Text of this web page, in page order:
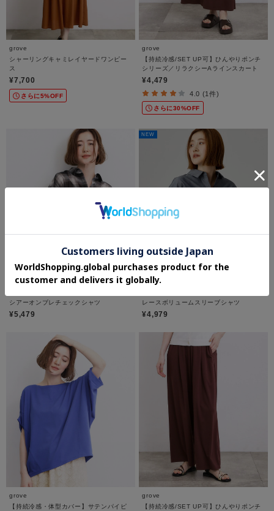
grove
シャーリングキャミレイヤードワンピー
ス
¥7,700
さらに5%OFF
grove
【持続冷感/SET UP可】ひんやりポンチ
シリーズ／リラクシーAラインスカート
¥4,479
4.0 (1件)
さらに30%OFF
シアーオンブレチェックシャツ
¥5,479
NEW
レースボリュームスリーブシャツ
¥4,979
grove
【持続冷感・体型カバー】サテンパイピ
grove
【持続冷感/SET UP可】ひんやりポンチ